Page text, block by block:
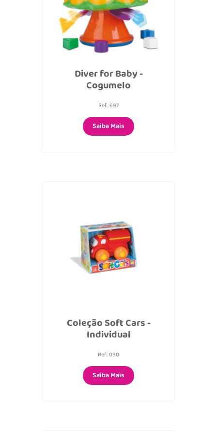
Diver for Baby -
Cogumelo
Ref.: 697
Saiba Mais
Coleção Soft Cars -
Individual
Ref.: 090
Saiba Mais